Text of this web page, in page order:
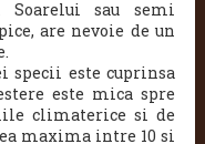
sau semi
are nevoie de un
specii este cuprinsa
este mica spre
climaterice si de
maxima intre 10 si